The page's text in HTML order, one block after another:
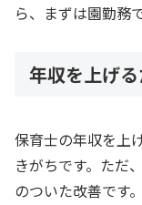
ら、まずは園勤務
年収を上げ
保育士の年収を上
きがちです。ただ
のついた改善です。